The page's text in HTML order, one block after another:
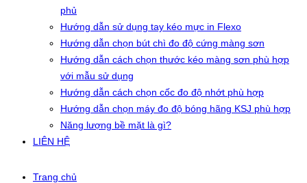
phủ
Hướng dẫn sử dụng tay kéo mực in Flexo
Hướng dẫn chọn bút chì đo độ cứng màng sơn
Hướng dẫn cách chọn thước kéo màng sơn phù hợp
với mẫu sử dụng
Hướng dẫn cách chọn cốc đo độ nhớt phù hợp
Hướng dẫn chọn máy đo độ bóng hãng KSJ phù hợp
Năng lượng bề mặt là gì?
LIÊN HỆ
Trang chủ